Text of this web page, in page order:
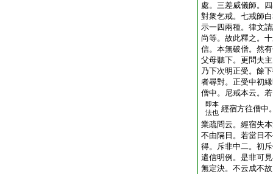
處。三差威儀師。
對衆乞戒。七戒師
示一四兩種。律文
尚等。故此釋之。
信。本無破僧。然
父母聽下。更問夫
乃下次明正受。餘
者尋對。正受中初
僧中。尼戒本云。
即本
法也 經宿方往僧中
業疏問云。經宿失
不由隔日。若當日
得。斥非中二。初
遣信明例。是非可
無定決。不云成不